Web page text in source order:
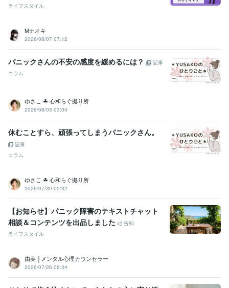
ライフスタイル
Mナオキ
2026/08/07 07:12
パニックさんの不安の感度を緩めるには？
記事
コラム
ゆさこ ☘ 心和らぐ拠り所
2026/08/03 03:00
休むことすら、頑張ってしまうパニックさん。
記事
コラム
ゆさこ ☘ 心和らぐ拠り所
2026/07/30 05:32
【お知らせ】パニック障害のテキストチャット
相談＆コンテンツを出品しました
告知
ライフスタイル
由美 │メンタル心理カウンセラー
2026/07/26 06:34